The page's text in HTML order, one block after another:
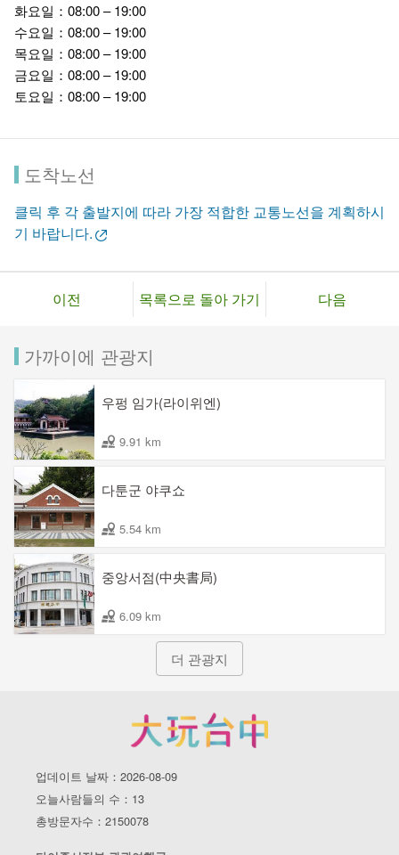
화요일：08:00 – 19:00
수요일：08:00 – 19:00
목요일：08:00 – 19:00
금요일：08:00 – 19:00
토요일：08:00 – 19:00
도착노선
클릭 후 각 출발지에 따라 가장 적합한 교통노선을 계획하시
기 바랍니다.
이전 목록으로 돌아 가기 다음
가까이에 관광지
우펑 임가(라이위엔)
9.91 km
다툰군 야쿠쇼
5.54 km
중앙서점(中央書局)
6.09 km
더 관광지
업데이트 날짜：2026-08-09
오늘사람들의 수：13
총방문자수：2150078